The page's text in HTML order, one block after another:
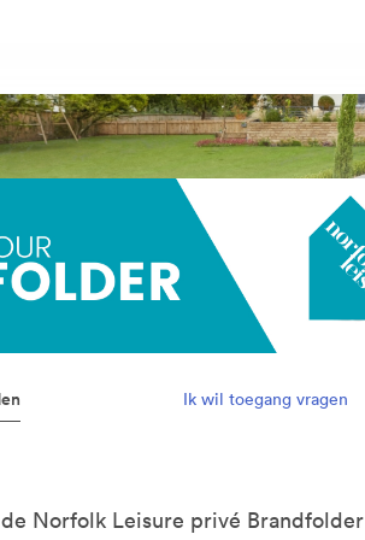
Ik wil toegang vragen
Norfolk Leisure privé Brandfolder